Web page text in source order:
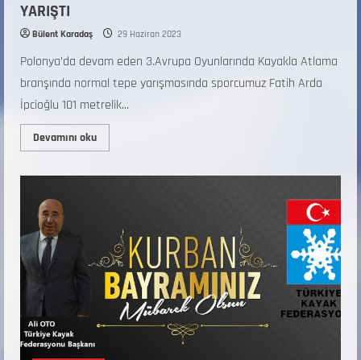
YARIŞTI
Bülent Karadaş 29 Haziran 2023
Polonya’da devam eden 3.Avrupa Oyunlarında Kayakla Atlama
branşında normal tepe yarışmasında sporcumuz Fatih Arda
İpcioğlu 101 metrelik...
Devamını oku